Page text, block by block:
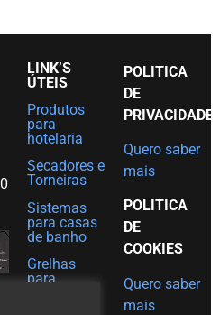
LINK’S
ÚTEIS
Produtos
para
hotelaria
Secadores e
Torneiras
Sistemas
para casas
de banho
Grelhas
para
POLITICA
DE
PRIVACIDADE
Quero saber
mais
POLITICA
DE
COOKIES
Quero saber
mais